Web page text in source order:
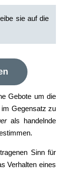
sie auf die
Gebote um die
Gegensatz zu
als handelnde
Sinn für
Verhalten eines